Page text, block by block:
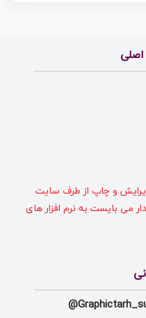
و چاپ از طرف سایت
می بایست به نرم افزار های